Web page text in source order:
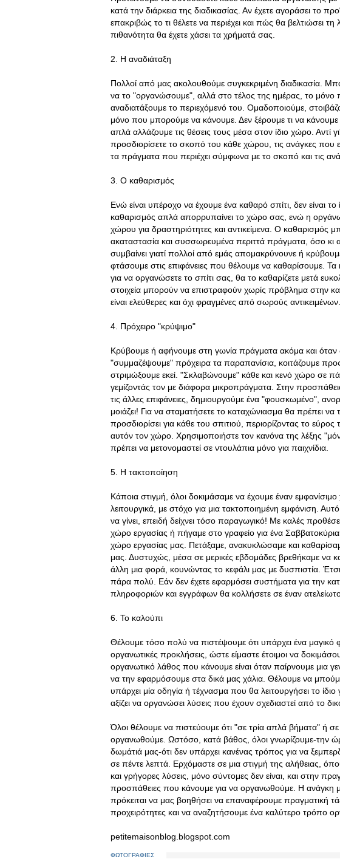
κατά την διάρκεια της διαδικασίας. Αν έχετε αγοράσει το
επακριβώς το τι θέλετε να περιέχει και πώς θα βελτιώσει
πιθανότητα θα έχετε χάσει τα χρήματά σας.
2. Η αναδιάταξη
Πολλοί από μας ακολουθούμε συγκεκριμένη διαδικασία.
να το "οργανώσουμε", αλλά στο τέλος της ημέρας, το μόνο
αναδιατάξουμε το περιεχόμενό του. Ομαδοποιούμε,
μόνο που μπορούμε να κάνουμε. Δεν ξέρουμε τι να κάνουμε
απλά αλλάζουμε τις θέσεις τους μέσα στον ίδιο χώρο. Αντί
προσδιορίσετε το σκοπό του κάθε χώρου, τις ανάγκες που
τα πράγματα που περιέχει σύμφωνα με το σκοπό και τις
3. Ο καθαρισμός
Ενώ είναι υπέροχο να έχουμε ένα καθαρό σπίτι, δεν είναι
καθαρισμός απλά απορρυπαίνει το χώρο σας, ενώ η
χώρου για δραστηριότητες και αντικείμενα. Ο καθαρισμός
ακαταστασία και συσσωρευμένα περιττά πράγματα, όσο κι
συμβαίνει γιατί πολλοί από εμάς απομακρύνουνε ή
φτάσουμε στις επιφάνειες που θέλουμε να καθαρίσουμε. Τα
για να οργανώσετε το σπίτι σας, θα το καθαρίζετε μετά
στοιχεία μπορούν να επιστραφούν χωρίς πρόβλημα στην
είναι ελεύθερες και όχι φραγμένες από σωρούς αντικειμένων.
4. Πρόχειρο "κρύψιμο"
Κρύβουμε ή αφήνουμε στη γωνία πράγματα ακόμα και
"συμμαζέψουμε" πρόχειρα τα παραπανίσια, κοιτάζουμε
στριμώξουμε εκεί. "Σκλαβώνουμε" κάθε και κενό χώρο σε
γεμίζοντάς τον με διάφορα μικροπράγματα. Στην
τις άλλες επιφάνειες, δημιουργούμε ένα "φουσκωμένο",
μοιάζει! Για να σταματήσετε το καταχώνιασμα θα πρέπει
προσδιορίσει για κάθε του σπιτιού, περιορίζοντας το
αυτόν τον χώρο. Χρησιμοποιήστε τον κανόνα της λέξης
πρέπει να μετονομαστεί σε ντουλάπια μόνο για παιχνίδια.
5. Η τακτοποίηση
Κάποια στιγμή, όλοι δοκιμάσαμε να έχουμε έναν
λειτουργικά, με στόχο για μια τακτοποιημένη εμφάνιση.
να γίνει, επειδή δείχνει τόσο παραγωγικό! Με καλές
χώρο εργασίας ή πήγαμε στο γραφείο για ένα
χώρο εργασίας μας. Πετάξαμε, ανακυκλώσαμε και
μας. Δυστυχώς, μέσα σε μερικές εβδομάδες βρεθήκαμε να
άλλη μια φορά, κουνώντας το κεφάλι μας με δυσπιστία. Έτσι
πάρα πολύ. Εάν δεν έχετε εφαρμόσει συστήματα για την
πληροφοριών και εγγράφων θα κολλήσετε σε έναν
6. Το καλούπι
Θέλουμε τόσο πολύ να πιστέψουμε ότι υπάρχει ένα μαγικό
οργανωτικές προκλήσεις, ώστε είμαστε έτοιμοι να
οργανωτικό λάθος που κάνουμε είναι όταν παίρνουμε μια
να την εφαρμόσουμε στα δικά μας χάλια. Θέλουμε να
υπάρχει μία οδηγία ή τέχνασμα που θα λειτουργήσει το ίδιο
αξίζει να οργανώσει λύσεις που έχουν σχεδιαστεί από το
Όλοι θέλουμε να πιστεύουμε ότι "σε τρία απλά βήματα" ή
οργανωθούμε. Ωστόσο, κατά βάθος, όλοι γνωρίζουμε-την
δωμάτιά μας-ότι δεν υπάρχει κανένας τρόπος για να
σε πέντε λεπτά. Ερχόμαστε σε μια στιγμή της αλήθειας,
και γρήγορες λύσεις, μόνο σύντομες δεν είναι, και στην
προσπάθειες που κάνουμε για να οργανωθούμε. Η ανάγκη
πρόκειται να μας βοηθήσει να επαναφέρουμε πραγματική
προχειρότητες και να αναζητήσουμε ένα καλύτερο τρόπο
petitemaisonblog.blogspot.com
ΦΩΤΟΓΡΑΦΙΕΣ